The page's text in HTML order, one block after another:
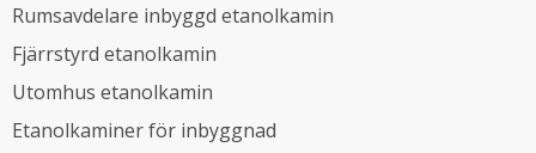
Rumsavdelare inbyggd etanolkamin
Fjärrstyrd etanolkamin
Utomhus etanolkamin
Etanolkaminer för inbyggnad